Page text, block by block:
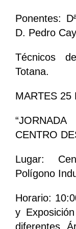
Ponentes:
D. Pedro
Técnicos
Totana.
MARTES 25
CENTRO
Lugar:
Polígono
Horario:
y
diferentes